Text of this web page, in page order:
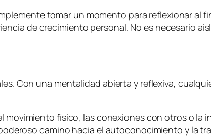
tomar un momento para reflexionar al
de crecimiento personal. No es necesario
Con una mentalidad abierta y reflexiva,
movimiento físico, las conexiones con otros o la
camino hacia el autoconocimiento y la